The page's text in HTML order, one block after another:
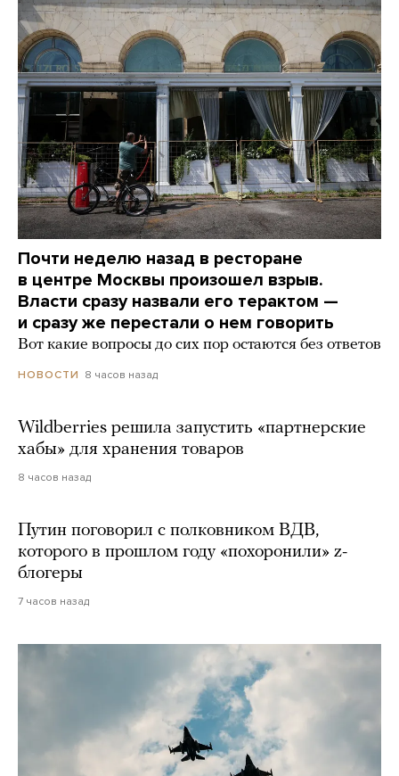
Почти неделю назад в ресторане
в центре Москвы произошел взрыв.
Власти сразу назвали его терактом —
и сразу же перестали о нем говорить
Вот какие вопросы до сих пор остаются без ответов
НОВОСТИ 8 часов назад
Wildberries решила запустить «партнерские
хабы» для хранения товаров
8 часов назад
Путин поговорил с полковником ВДВ,
которого в прошлом году «похоронили» z-
блогеры
7 часов назад